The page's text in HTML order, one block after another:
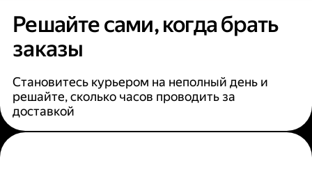
Решайте сами, когда брать
заказы
Становитесь курьером на неполный день и
решайте, сколько часов проводить за
доставкой